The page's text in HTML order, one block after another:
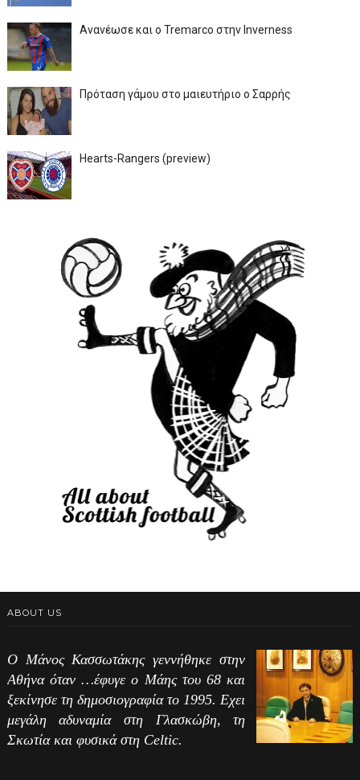
Ανανέωσε και ο Tremarco στην Inverness
Πρόταση γάμου στο μαιευτήριο ο Σαρρής
Hearts-Rangers (preview)
ABOUT US
Ο Μάνος Κασσωτάκης γεννήθηκε στην
Αθήνα όταν …έφυγε ο Μάης του 68 και
ξεκίνησε τη δημοσιογραφία το 1995. Εχει
μεγάλη αδυναμία στη Γλασκώβη, τη
Σκωτία και φυσικά στη Celtic.